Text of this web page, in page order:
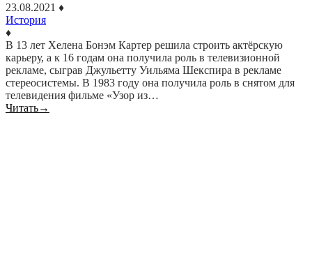
23.08.2021 ♦
История
♦
В 13 лет Хелена Бонэм Картер решила строить актёрскую
карьеру, а к 16 годам она получила роль в телевизионной
рекламе, сыграв Джульетту Уильяма Шекспира в рекламе
стереосистемы. В 1983 году она получила роль в снятом для
телевидения фильме «Узор из…
Читать→